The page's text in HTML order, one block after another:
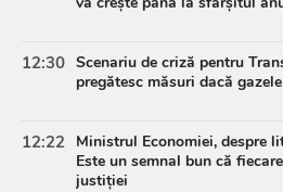
12:30 Scenariu de criză pentru
pregătesc măsuri dacă
12:22 Ministrul Economiei, despre
Este un semnal bun că
justiției